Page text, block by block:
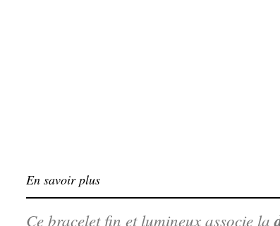
En savoir plus
Ce bracelet fin et lumineux associe la